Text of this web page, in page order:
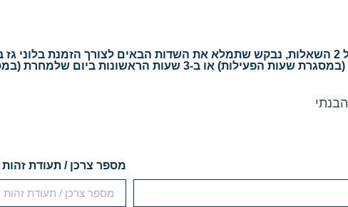
נפלא! ענית כן על 2 השאלות, נבקש שתמלא את השדות הבאים לצורך הזמנת
הבנתי
מספר צרכן / תעודת זהות